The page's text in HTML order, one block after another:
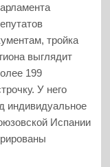
тройка
выглядит
199
У него
индивидуальное
Испании